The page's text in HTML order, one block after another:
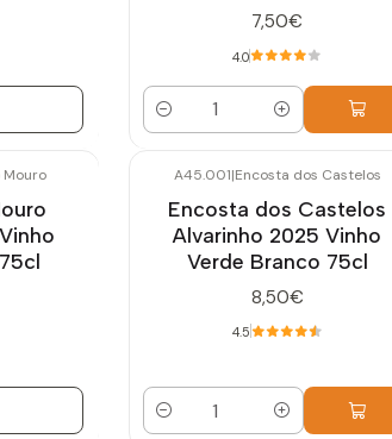
7,50€
4.0
Cantidad
Mouro A45.001|Encosta dos Castelos
Encosta dos Castelos
Alvarinho 2025 Vinho
Verde Branco 75cl
8,50€
4.5
Cantidad